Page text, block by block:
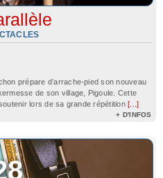
prépare d’arrache-pied son nouveau
de son village, Pigoule. Cette
lors de sa grande répétition[...]
+ D'INFOS